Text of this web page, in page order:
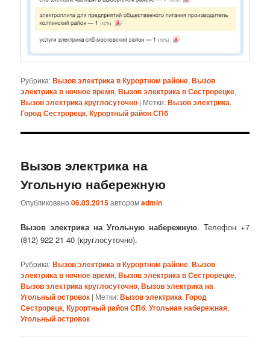
Рубрика:Вызов электрика в Курортном районе,Вызов
электрика в ночное время,Вызов электрика в Сестрорецке,
Вызов электрика круглосуточно | Метки:Вызов электрика,
Город Сестрорецк,Курортный район СПб
Вызов электрика на
Угольную набережную
Опубликовано06.03.2015авторомadmin
Вызов электрика на Угольную набережную. Телефон +7
(812) 922 21 40 (круглосуточно).
Рубрика:Вызов электрика в Курортном районе,Вызов
электрика в ночное время,Вызов электрика в Сестрорецке,
Вызов электрика круглосуточно,Вызов электрика на
Угольный островок | Метки:Вызов электрика,Город
Сестрорецк,Курортный район СПб,Угольная набережная,
Угольный островок